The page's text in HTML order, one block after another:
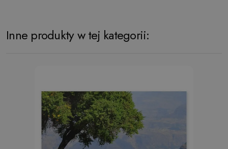
Inne produkty w tej kategorii: